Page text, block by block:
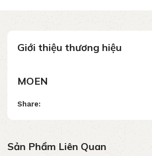
Giới thiệu thương hiệu
MOEN
Share:
Sản Phẩm Liên Quan